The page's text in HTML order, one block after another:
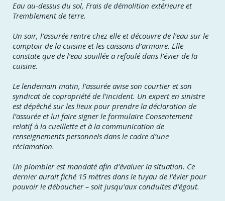
Eau au-dessus du sol, Frais de démolition extérieure et
Tremblement de terre.
Un soir, l’assurée rentre chez elle et découvre de l’eau sur le
comptoir de la cuisine et les caissons d’armoire. Elle
constate que de l’eau souillée a refoulé dans l’évier de la
cuisine.
Le lendemain matin, l’assurée avise son courtier et son
syndicat de copropriété de l’incident. Un expert en sinistre
est dépêché sur les lieux pour prendre la déclaration de
l’assurée et lui faire signer le formulaire Consentement
relatif à la cueillette et à la communication de
renseignements personnels dans le cadre d’une
réclamation.
Un plombier est mandaté afin d’évaluer la situation. Ce
dernier aurait fiché 15 mètres dans le tuyau de l’évier pour
pouvoir le déboucher – soit jusqu’aux conduites d’égout.